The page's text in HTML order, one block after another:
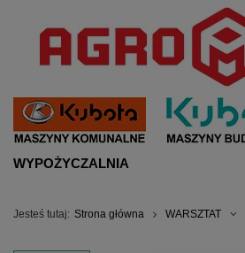
WYPOŻYCZALNIA
Jesteś tutaj: Strona główna WARSZTAT